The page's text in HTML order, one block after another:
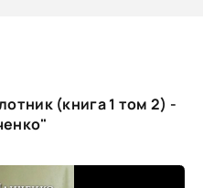
(книга 1 том 2) -